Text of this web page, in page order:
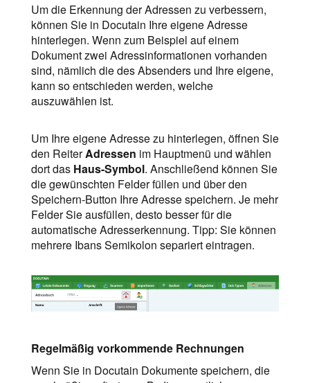
Um die Erkennung der Adressen zu verbessern,
können Sie in Docutain Ihre eigene Adresse
hinterlegen. Wenn zum Beispiel auf einem
Dokument zwei Adressinformationen vorhanden
sind, nämlich die des Absenders und Ihre eigene,
kann so entschieden werden, welche
auszuwählen ist.
Um Ihre eigene Adresse zu hinterlegen, öffnen Sie
den ReiterAdressen im Hauptmenü und wählen
dort das Haus-Symbol. Anschließend können Sie
die gewünschten Felder füllen und über den
Speichern-Button Ihre Adresse speichern. Je mehr
Felder Sie ausfüllen, desto besser für die
automatische Adresserkennung. Tipp: Sie können
mehrere Ibans Semikolon separiert eintragen.
Regelmäßig vorkommende Rechnungen
Wenn Sie in Docutain Dokumente speichern, die